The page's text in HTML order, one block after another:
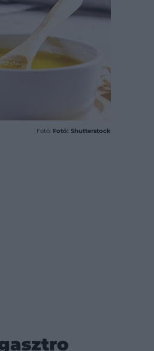
Fotó: Fotó: Shutterstock